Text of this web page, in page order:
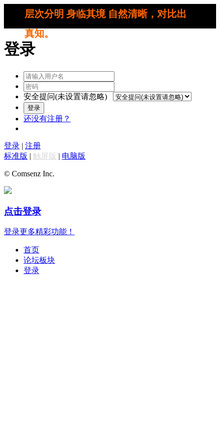
层次分明 身临其境 自然清晰，对比出
真知。
登录
安全提问(未设置请忽略)
登录
还没有注册？
登录 | 注册
标准版 | 触屏版 | 电脑版
© Comsenz Inc.
点击登录
登录更多精彩功能！
首页
论坛板块
登录